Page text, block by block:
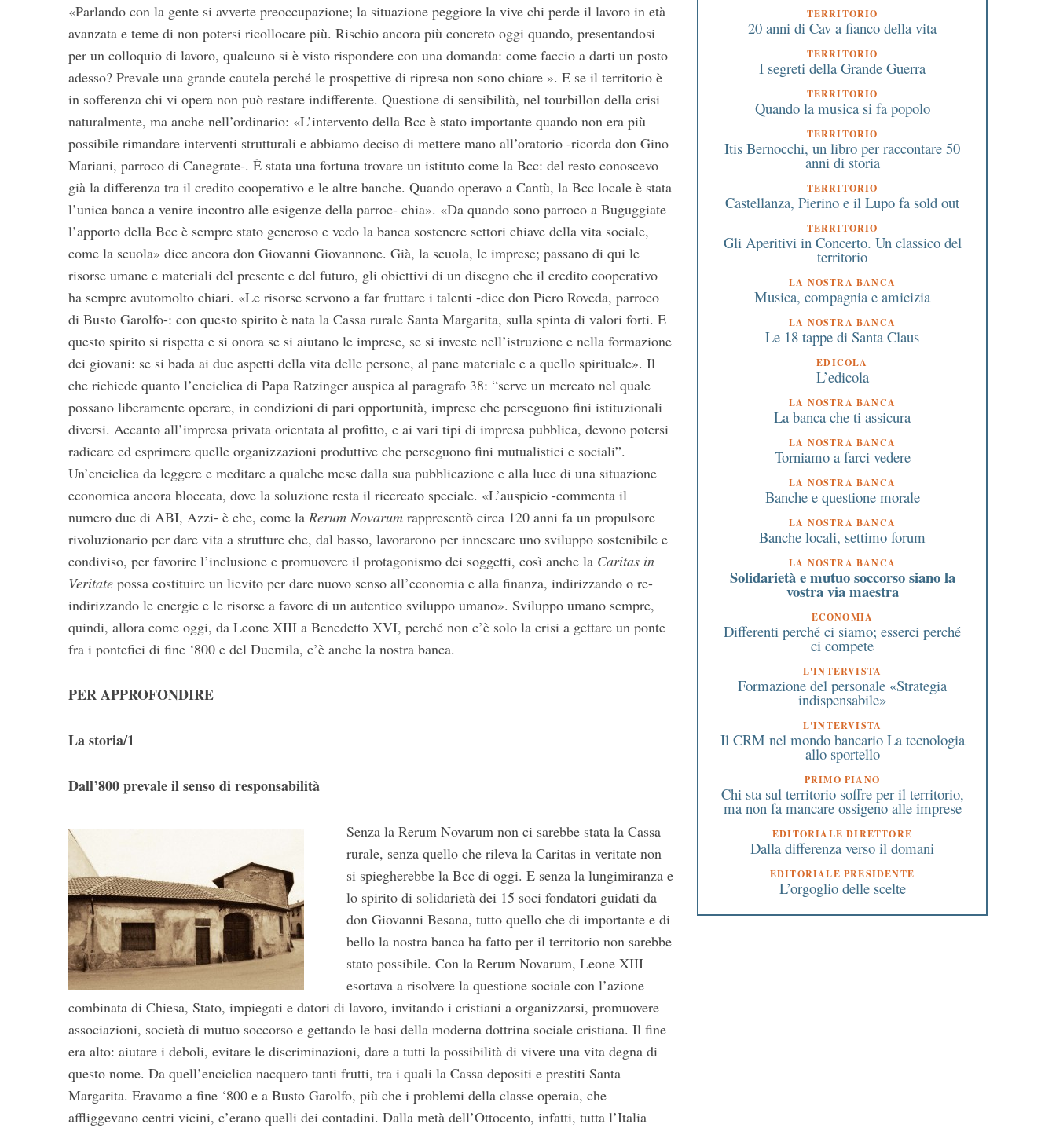
«Parlando con la gente si avverte preoccupazione; la situazione peggiore la vive chi perde il lavoro in età
avanzata e teme di non potersi ricollocare più. Rischio ancora più concreto oggi quando, presentandosi
per un colloquio di lavoro, qualcuno si è visto rispondere con una domanda: come faccio a darti un posto
adesso? Prevale una grande cautela perché le prospettive di ripresa non sono chiare ». E se il territorio è
in sofferenza chi vi opera non può restare indifferente. Questione di sensibilità, nel tourbillon della crisi
naturalmente, ma anche nell’ordinario: «L’intervento della Bcc è stato importante quando non era più
possibile rimandare interventi strutturali e abbiamo deciso di mettere mano all’oratorio -ricorda don Gino
Mariani, parroco di Canegrate-. È stata una fortuna trovare un istituto come la Bcc: del resto conoscevo
già la differenza tra il credito cooperativo e le altre banche. Quando operavo a Cantù, la Bcc locale è stata
l’unica banca a venire incontro alle esigenze della parroc- chia». «Da quando sono parroco a Buguggiate
l’apporto della Bcc è sempre stato generoso e vedo la banca sostenere settori chiave della vita sociale,
come la scuola» dice ancora don Giovanni Giovannone. Già, la scuola, le imprese; passano di qui le
risorse umane e materiali del presente e del futuro, gli obiettivi di un disegno che il credito cooperativo
ha sempre avutomolto chiari. «Le risorse servono a far fruttare i talenti -dice don Piero Roveda, parroco
di Busto Garolfo-: con questo spirito è nata la Cassa rurale Santa Margarita, sulla spinta di valori forti. E
questo spirito si rispetta e si onora se si aiutano le imprese, se si investe nell’istruzione e nella formazione
dei giovani: se si bada ai due aspetti della vita delle persone, al pane materiale e a quello spirituale». Il
che richiede quanto l’enciclica di Papa Ratzinger auspica al paragrafo 38: “serve un mercato nel quale
possano liberamente operare, in condizioni di pari opportunità, imprese che perseguono fini istituzionali
diversi. Accanto all’impresa privata orientata al profitto, e ai vari tipi di impresa pubblica, devono potersi
radicare ed esprimere quelle organizzazioni produttive che perseguono fini mutualistici e sociali”.
Un’enciclica da leggere e meditare a qualche mese dalla sua pubblicazione e alla luce di una situazione
economica ancora bloccata, dove la soluzione resta il ricercato speciale. «L’auspicio -commenta il
numero due di ABI, Azzi- è che, come la Rerum Novarum rappresentò circa 120 anni fa un propulsore
rivoluzionario per dare vita a strutture che, dal basso, lavorarono per innescare uno sviluppo sostenibile e
condiviso, per favorire l’inclusione e promuovere il protagonismo dei soggetti, così anche la Caritas in
Veritate possa costituire un lievito per dare nuovo senso all’economia e alla finanza, indirizzando o re-
indirizzando le energie e le risorse a favore di un autentico sviluppo umano». Sviluppo umano sempre,
quindi, allora come oggi, da Leone XIII a Benedetto XVI, perché non c’è solo la crisi a gettare un ponte
fra i pontefici di fine ‘800 e del Duemila, c’è anche la nostra banca.
PER APPROFONDIRE
La storia/1
Dall’800 prevale il senso di responsabilità
Senza la Rerum Novarum non ci sarebbe stata la Cassa
rurale, senza quello che rileva la Caritas in veritate non
si spiegherebbe la Bcc di oggi. E senza la lungimiranza e
lo spirito di solidarietà dei 15 soci fondatori guidati da
don Giovanni Besana, tutto quello che di importante e di
bello la nostra banca ha fatto per il territorio non sarebbe
stato possibile. Con la Rerum Novarum, Leone XIII
esortava a risolvere la questione sociale con l’azione
combinata di Chiesa, Stato, impiegati e datori di lavoro, invitando i cristiani a organizzarsi, promuovere
associazioni, società di mutuo soccorso e gettando le basi della moderna dottrina sociale cristiana. Il fine
era alto: aiutare i deboli, evitare le discriminazioni, dare a tutti la possibilità di vivere una vita degna di
questo nome. Da quell’enciclica nacquero tanti frutti, tra i quali la Cassa depositi e prestiti Santa
Margarita. Eravamo a fine ‘800 e a Busto Garolfo, più che i problemi della classe operaia, che
affliggevano centri vicini, c’erano quelli dei contadini. Dalla metà dell’Ottocento, infatti, tutta l’Italia
TERRITORIO
20 anni di Cav a fianco della vita
TERRITORIO
I segreti della Grande Guerra
TERRITORIO
Quando la musica si fa popolo
TERRITORIO
Itis Bernocchi, un libro per raccontare 50
anni di storia
TERRITORIO
Castellanza, Pierino e il Lupo fa sold out
TERRITORIO
Gli Aperitivi in Concerto. Un classico del
territorio
LA NOSTRA BANCA
Musica, compagnia e amicizia
LA NOSTRA BANCA
Le 18 tappe di Santa Claus
EDICOLA
L’edicola
LA NOSTRA BANCA
La banca che ti assicura
LA NOSTRA BANCA
Torniamo a farci vedere
LA NOSTRA BANCA
Banche e questione morale
LA NOSTRA BANCA
Banche locali, settimo forum
LA NOSTRA BANCA
Solidarietà e mutuo soccorso siano la
vostra via maestra
ECONOMIA
Differenti perché ci siamo; esserci perché
ci compete
L'INTERVISTA
Formazione del personale «Strategia
indispensabile»
L'INTERVISTA
Il CRM nel mondo bancario La tecnologia
allo sportello
PRIMO PIANO
Chi sta sul territorio soffre per il territorio,
ma non fa mancare ossigeno alle imprese
EDITORIALE DIRETTORE
Dalla differenza verso il domani
EDITORIALE PRESIDENTE
L’orgoglio delle scelte